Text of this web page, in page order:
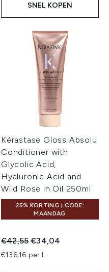
SNEL KOPEN
Kérastase Gloss Absolu
Conditioner with
Glycolic Acid,
Hyaluronic Acid and
Wild Rose in Oil 250ml
25% KORTING | CODE:
MAANDAG
Recommended Retail Price:
€42,55Huidige prijs:
€34,04
€136,16 per L